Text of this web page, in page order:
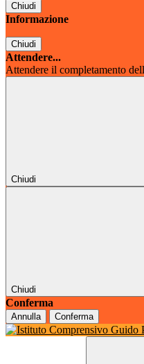
Chiudi
Informazione
Chiudi
Attendere...
Attendere il completamento
Chiudi
Chiudi
Conferma
Annulla Conferma